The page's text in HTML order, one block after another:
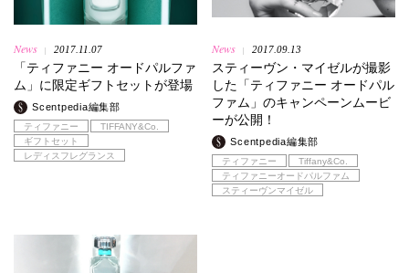
News 2017.11.07
「ティファニー オードパルファ
ム」に限定ギフトセットが登場
Scentpedia編集部
ティファニー
TIFFANY&Co.
ギフトセット
レディスフレグランス
News 2017.09.13
スティーヴン・マイゼルが撮影
した「ティファニー オードパル
ファム」のキャンペーンムービ
ーが公開！
Scentpedia編集部
ティファニー
Tiffany&Co.
ティファニーオードパルファム
スティーヴンマイゼル